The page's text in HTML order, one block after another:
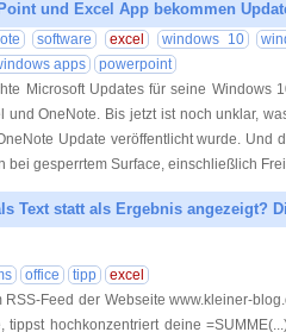
und Excel App bekommen
software excel windows 10
apps
powerpoint
Microsoft Updates für seine Windows
und OneNote. Bis jetzt ist noch unklar,
Update veröffentlicht wurde. Und
bei gesperrtem Surface, einschließlich Frei
Text statt als Ergebnis angezeigt?
office tipp
excel
RSS-Feed der Webseite www.kleiner-
tippst hochkonzentriert deine